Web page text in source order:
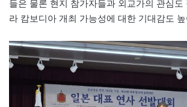
들은 물론 현지 참가자들과 외교가의 관심도
라 캄보디아 개최 가능성에 대한 기대감도